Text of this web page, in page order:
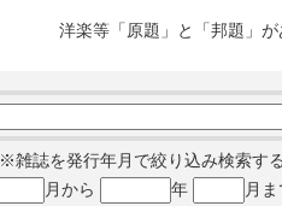
洋楽等「原題」と「邦題」
※雑誌を発行年月で絞り込み検索す
月から 年 月